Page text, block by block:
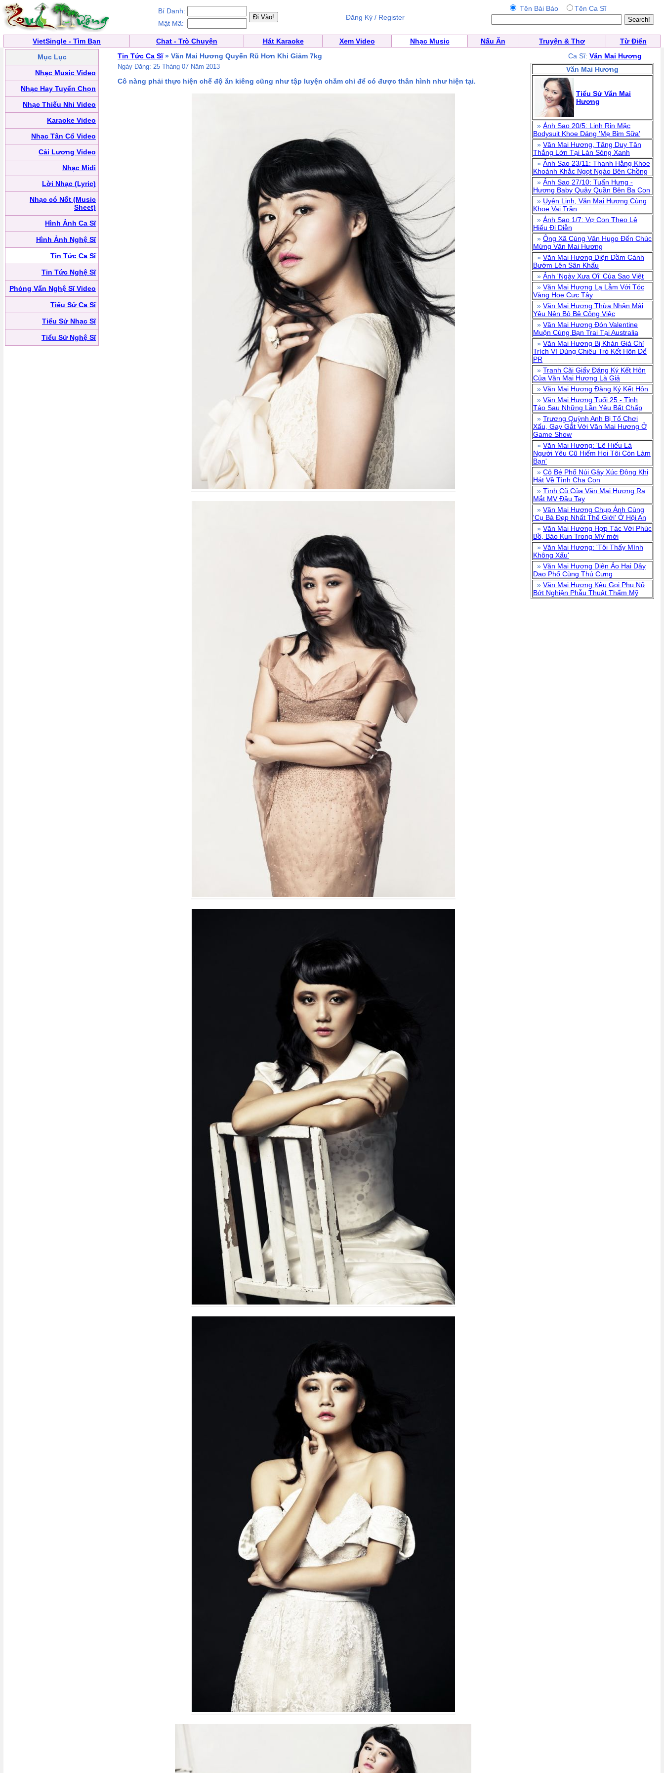
Bí Danh:
Mật Mã:
Đăng Ký / Register
Tên Bài Báo Tên Ca Sĩ
VietSingle - Tìm Bạn Chat - Trò Chuyện Hát Karaoke Xem Video Nhạc Music Nấu Ăn Truyện & Thơ
Từ Điển
Mục Lục
Nhạc Music Video
Nhạc Hay Tuyển Chọn
Nhạc Thiếu Nhi Video
Karaoke Video
Nhạc Tân Cổ Video
Cải Lương Video
Nhạc Midi
Lời Nhạc (Lyric)
Nhạc có Nốt (Music
Sheet)
Hình Ảnh Ca Sĩ
Hình Ảnh Nghệ Sĩ
Tin Tức Ca Sĩ
Tin Tức Nghệ Sĩ
Phỏng Vấn Nghệ Sĩ Video
Tiểu Sử Ca Sĩ
Tiểu Sử Nhạc Sĩ
Tiểu Sử Nghệ Sĩ
Tin Tức Ca Sĩ» Văn Mai Hương Quyến Rũ Hơn Khi Giảm 7kg Ca Sĩ: Văn Mai Hương
Ngày Đăng: 25 Tháng 07 Năm 2013
Cô nàng phải thực hiện chế độ ăn kiêng cũng như tập luyện chăm chỉ để có được thân hình như hiện tại.
Văn Mai Hương
Tiểu Sử Văn Mai
Hương
» Ảnh Sao 20/5: Linh Rin Mặc
Bodysuit Khoe Dáng 'Mẹ Bỉm Sữa'
» Văn Mai Hương, Tăng Duy Tân
Thắng Lớn Tại Làn Sóng Xanh
» Ảnh Sao 23/11: Thanh Hằng Khoe
Khoảnh Khắc Ngọt Ngào Bên Chồng
» Ảnh Sao 27/10: Tuấn Hưng -
Hương Baby Quây Quần Bên Ba Con
» Uyên Linh, Văn Mai Hương Cùng
Khoe Vai Trần
» Ảnh Sao 1/7: Vợ Con Theo Lê
Hiếu Đi Diễn
» Ông Xã Cùng Vân Hugo Đến Chúc
Mừng Văn Mai Hương
» Văn Mai Hương Diện Đầm Cánh
Bướm Lên Sân Khấu
» Ảnh 'Ngày Xưa Ơi' Của Sao Việt
» Văn Mai Hương Lạ Lẫm Với Tóc
Vàng Hoe Cực Tây
» Văn Mai Hương Thừa Nhận Mải
Yêu Nên Bỏ Bê Công Việc
» Văn Mai Hương Đón Valentine
Muộn Cùng Bạn Trai Tại Australia
» Văn Mai Hương Bị Khán Giả Chỉ
Trích Vì Dùng Chiêu Trò Kết Hôn Để
PR
» Tranh Cãi Giấy Đăng Ký Kết Hôn
Của Văn Mai Hương Là Giả
» Văn Mai Hương Đăng Ký Kết Hôn
» Văn Mai Hương Tuổi 25 - Tỉnh
Táo Sau Những Lần Yêu Bất Chấp
» Trương Quỳnh Anh Bị Tố Chơi
Xấu, Gay Gắt Với Văn Mai Hương Ở
Game Show
» Văn Mai Hương: 'Lê Hiếu Là
Người Yêu Cũ Hiếm Hoi Tôi Còn Làm
Bạn'
» Cô Bé Phố Núi Gây Xúc Động Khi
Hát Về Tình Cha Con
» Tình Cũ Của Văn Mai Hương Ra
Mắt MV Đầu Tay
» Văn Mai Hương Chụp Ảnh Cùng
'Cụ Bà Đẹp Nhất Thế Giới' Ở Hội An
» Văn Mai Hương Hợp Tác Với Phúc
Bồ, Bảo Kun Trong MV mới
» Văn Mai Hương: 'Tôi Thấy Mình
Không Xấu'
» Văn Mai Hương Diện Áo Hai Dây
Dạo Phố Cùng Thú Cưng
» Văn Mai Hương Kêu Gọi Phụ Nữ
Bớt Nghiện Phẫu Thuật Thẩm Mỹ